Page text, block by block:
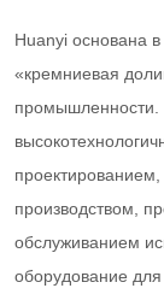
Huanyi основана в
«кремниевая
промышленности.
производством,
обслуживанием
оборудование для